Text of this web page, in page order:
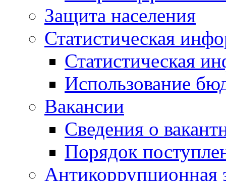
Защита населения
Статистическая
Статистическая
Использование
Вакансии
Сведения о
Порядок
Антикоррупционная